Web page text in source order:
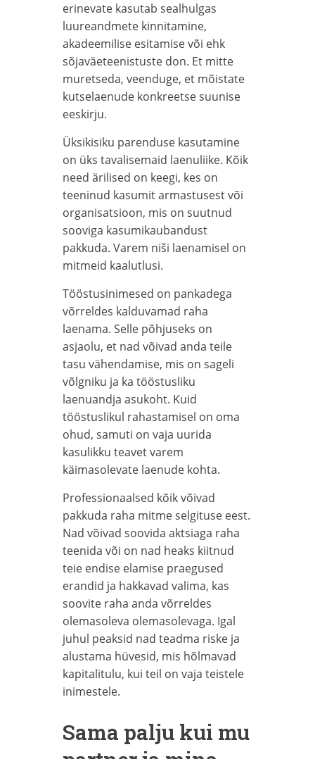
erinevate kasutab sealhulgas
luureandmete kinnitamine,
akadeemilise esitamise või ehk
sõjaväeteenistuste don. Et mitte
muretseda, veenduge, et mõistate
kutselaenude konkreetse suunise
eeskirju.
Üksikisiku parenduse kasutamine
on üks tavalisemaid laenuliike. Kõik
need ärilised on keegi, kes on
teeninud kasumit armastusest või
organisatsioon, mis on suutnud
sooviga kasumikaubandust
pakkuda. Varem niši laenamisel on
mitmeid kaalutlusi.
Tööstusinimesed on pankadega
võrreldes kalduvamad raha
laenama. Selle põhjuseks on
asjaolu, et nad võivad anda teile
tasu vähendamise, mis on sageli
võlgniku ja ka tööstusliku
laenuandja asukoht. Kuid
tööstuslikul rahastamisel on oma
ohud, samuti on vaja uurida
kasulikku teavet varem
käimasolevate laenude kohta.
Professionaalsed kõik võivad
pakkuda raha mitme selgituse eest.
Nad võivad soovida aktsiaga raha
teenida või on nad heaks kiitnud
teie endise elamise praegused
erandid ja hakkavad valima, kas
soovite raha anda võrreldes
olemasoleva olemasolevaga. Igal
juhul peaksid nad teadma riske ja
alustama hüvesid, mis hõlmavad
kapitalitulu, kui teil on vaja teistele
inimestele.
Sama palju kui mu